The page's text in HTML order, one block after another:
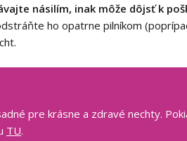
násilím, inak môže dôjsť k
ho opatrne pilníkom
pre krásne a zdravé nechty.
TU.